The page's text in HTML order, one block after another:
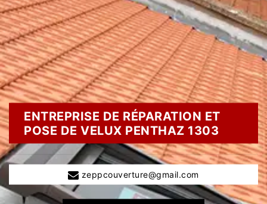
ENTREPRISE DE RÉPARATION ET
POSE DE VELUX PENTHAZ 1303
zeppcouverture@gmail.com